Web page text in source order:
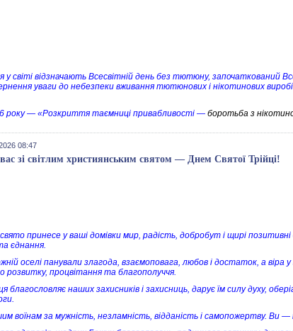
у світі відзначають Всесвітній день без тютюну, започаткований
уваги до небезпеки вживання тютюнових і нікотинових
року — «Розкриття таємниці привабливості — боротьба з
08:47
зі світлим християнським святом — Днем Святої Трійці!
принесе у ваші домівки мир, радість, добробут і щирі позитивні
єднання.
оселі панували злагода, взаємоповага, любов і достаток, а віра
розвитку, процвітання та благополуччя.
благословляє наших захисників і захисниць, дарує їм силу духу,
воїнам за мужність, незламність, відданість і самопожертву. Ви